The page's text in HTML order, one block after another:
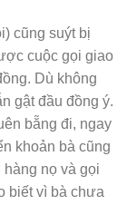
cũng suýt bị
cuộc gọi giao
Dù không
gật đầu đồng ý.
bẵng đi, ngay
khoản bà cũng
nọ và gọi
biết vì bà chưa